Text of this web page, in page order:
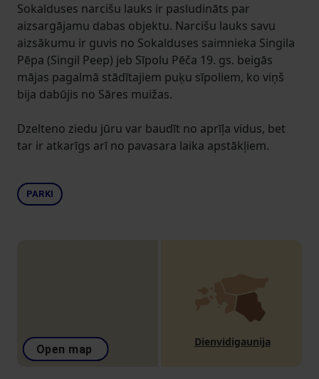
Sokalduses narcišu lauks ir pasludināts par
aizsargājamu dabas objektu. Narcišu lauks savu
aizsākumu ir guvis no Sokalduses saimnieka Singila
Pēpa (Singil Peep) jeb Sīpolu Pēča 19. gs. beigās
mājas pagalmā stādītajiem puķu sīpoliem, ko viņš
bija dabūjis no Sāres muižas.
Dzelteno ziedu jūru var baudīt no aprīļa vidus, bet
tar ir atkarīgs arī no pavasara laika apstākļiem.
PARKI
Open map
Dienvidigaunija